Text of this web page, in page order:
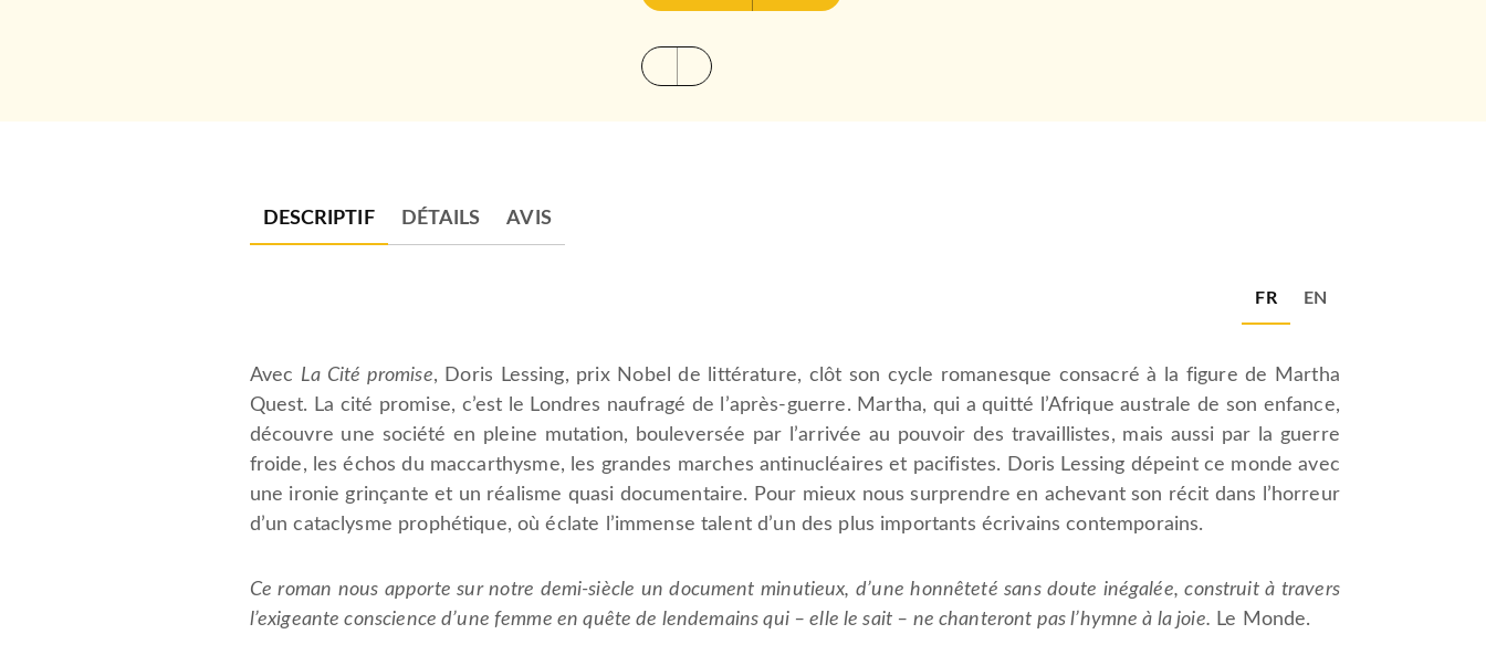
DESCRIPTIF DÉTAILS AVIS
FR EN
Avec La Cité promise, Doris Lessing, prix Nobel de littérature, clôt son cycle romanesque consacré à la figure de Martha
Quest. La cité promise, c’est le Londres naufragé de l’après-guerre. Martha, qui a quitté l’Afrique australe de son enfance,
découvre une société en pleine mutation, bouleversée par l’arrivée au pouvoir des travaillistes, mais aussi par la guerre
froide, les échos du maccarthysme, les grandes marches antinucléaires et pacifistes. Doris Lessing dépeint ce monde avec
une ironie grinçante et un réalisme quasi documentaire. Pour mieux nous surprendre en achevant son récit dans l’horreur
d’un cataclysme prophétique, où éclate l’immense talent d’un des plus importants écrivains contemporains.
Ce roman nous apporte sur notre demi-siècle un document minutieux, d’une honnêteté sans doute inégalée, construit à travers
l’exigeante conscience d’une femme en quête de lendemains qui – elle le sait – ne chanteront pas l’hymne à la joie. Le Monde.